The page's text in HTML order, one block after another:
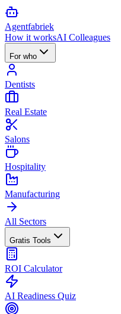
Agentfabriek
How it worksAI Colleagues
For who
Dentists
Real Estate
Salons
Hospitality
Manufacturing
All Sectors
Gratis Tools
ROI Calculator
AI Readiness Quiz